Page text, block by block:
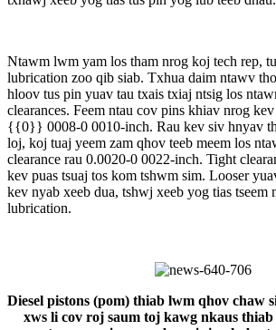
Ntawm lwm yam los tham nrog koj tech rep,
lubrication zoo qib siab. Txhua daim ntawv
hloov tus pin yuav tau txais txiaj ntsig los
clearances. Feem ntau cov pins khiav nrog
{{0}} 0008-0 0010-inch. Rau kev siv hnyav
loj, koj tuaj yeem zam qhov teeb meem los
clearance rau 0.0020-0 0022-inch. Tight
kev puas tsuaj tos kom tshwm sim. Looser
kev nyab xeeb dua, tshwj xeeb yog tias tseem
lubrication.
Diesel pistons (pom) thiab lwm qhov chaw
xws li cov roj saum toj kawg nkaus